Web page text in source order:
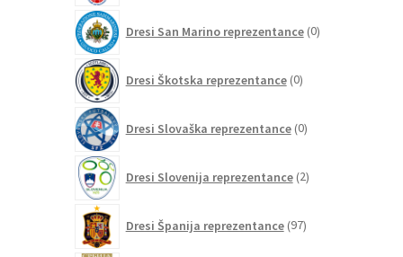
Dresi San Marino reprezentance 0izdelkov
Dresi Škotska reprezentance 0izdelkov
Dresi Slovaška reprezentance 0izdelkov
Dresi Slovenija reprezentance 2izdelka
Dresi Španija reprezentance 97izdelkov